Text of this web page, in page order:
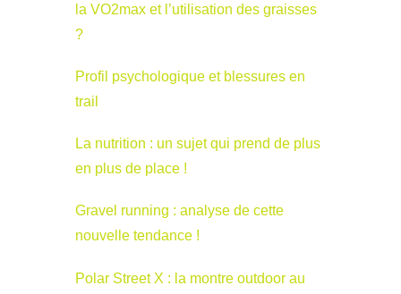
la VO2max et l’utilisation des graisses
?
Profil psychologique et blessures en
trail
La nutrition : un sujet qui prend de plus
en plus de place !
Gravel running : analyse de cette
nouvelle tendance !
Polar Street X : la montre outdoor au